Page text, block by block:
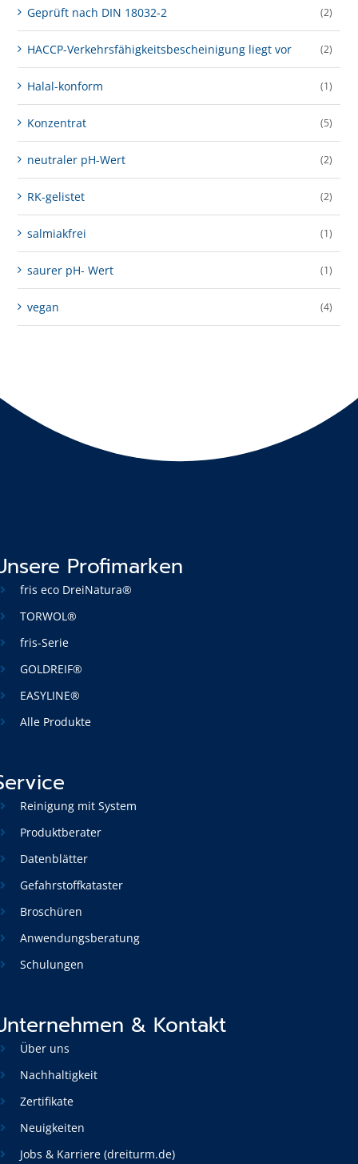
Geprüft nach DIN 18032-2 (2)
HACCP-Verkehrs­­fähig­keits­­beschei­nigung liegt vor (2)
Halal-konform (1)
Konzentrat (5)
neutraler pH-Wert (2)
RK-gelistet (2)
salmiakfrei (1)
saurer pH- Wert (1)
vegan (4)
Profimarken
fris eco DreiNatura®
TORWOL®
fris-Serie
GOLDREIF®
EASYLINE®
Alle Produkte
Reinigung mit System
Produktberater
Datenblätter
Gefahrstoffkataster
Broschüren
Anwendungsberatung
Schulungen
& Kontakt
Über uns
Nachhaltigkeit
Zertifikate
Neuigkeiten
Jobs & Karriere (dreiturm.de)